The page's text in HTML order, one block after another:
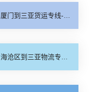
厦门到三亚货运专线-厦门到三亚物流公司_诚信经营「高效快运」
海沧区到三亚物流专线_市县闪送「专线查询」